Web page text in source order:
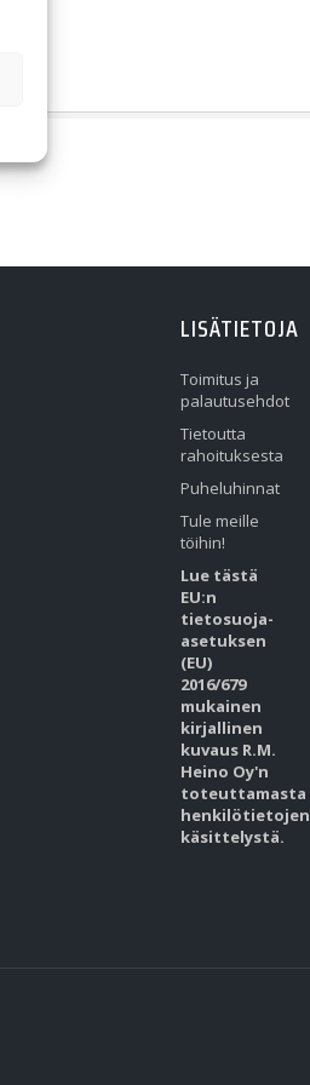
LISÄTIETOJA
Toimitus ja
palautusehdot
Tietoutta
rahoituksesta
Puheluhinnat
Tule meille
töihin!
Lue tästä
EU:n
tietosuoja-
asetuksen
(EU)
2016/679
mukainen
kirjallinen
kuvaus R.M.
Heino Oy'n
toteuttamasta
henkilötietojen
käsittelystä.